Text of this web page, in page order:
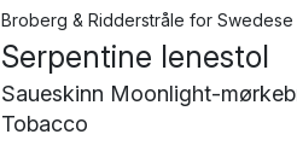
Broberg & Ridderstråle for Swedese
Serpentine lenestol
Saueskinn Moonlight-
Tobacco